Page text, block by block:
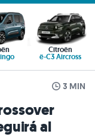
Citroën
ë-C3 Aircross
3 MIN
al